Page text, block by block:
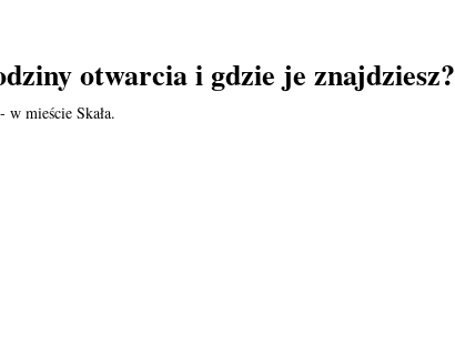
otwarcia i gdzie je znajdziesz?
mieście Skała.